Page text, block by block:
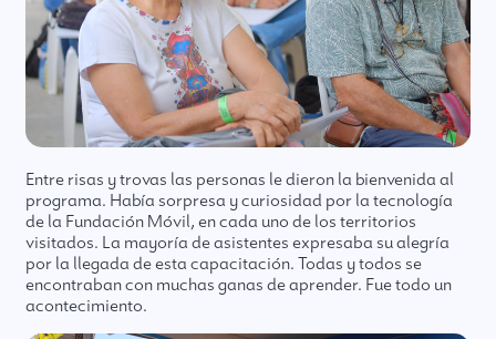
Entre risas y trovas las personas le dieron la bienvenida al
programa. Había sorpresa y curiosidad por la tecnología
de la Fundación Móvil, en cada uno de los territorios
visitados. La mayoría de asistentes expresaba su alegría
por la llegada de esta capacitación. Todas y todos se
encontraban con muchas ganas de aprender. Fue todo un
acontecimiento.